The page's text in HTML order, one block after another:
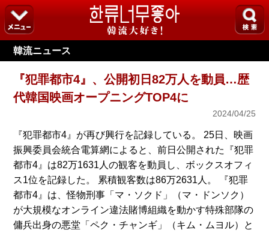
韓流ニュース
『犯罪都市4』、公開初日82万人を動員…歴
代韓国映画オープニングTOP4に
2024/04/25
『犯罪都市4』が再び興行を記録している。 25日、映画
振興委員会統合電算網によると、前日公開された『犯罪
都市4』は82万1631人の観客を動員し、ボックスオフィ
ス1位を記録した。 累積観客数は86万2631人。 『犯罪
都市4』は、怪物刑事「マ・ソクド」（マ・ドンソク）
が大規模なオンライン違法賭博組織を動かす特殊部隊の
傭兵出身の悪堂「ペク・チャンギ」（キム・ムヨル）と